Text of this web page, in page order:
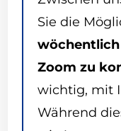
Sie die
Zoom zu
wichtig, mit
Während